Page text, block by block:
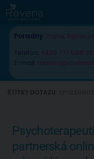
Skip to content
Poradny Praha Nymburk
Telefon: +420 777 588
E-mail:
partnerská